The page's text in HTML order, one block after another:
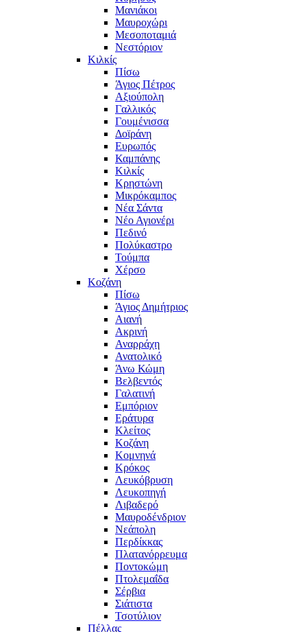
Μανιάκοι
Μαυροχώρι
Μεσοποταμιά
Νεστόριον
Κιλκίς
Πίσω
Άγιος Πέτρος
Αξιούπολη
Γαλλικός
Γουμένισσα
Δοϊράνη
Ευρωπός
Καμπάνης
Κιλκίς
Κρηστώνη
Μικρόκαμπος
Νέα Σάντα
Νέο Αγιονέρι
Πεδινό
Πολύκαστρο
Τούμπα
Χέρσο
Κοζάνη
Πίσω
Άγιος Δημήτριος
Αιανή
Ακρινή
Αναρράχη
Ανατολικό
Άνω Κώμη
Βελβεντός
Γαλατινή
Εμπόριον
Εράτυρα
Κλείτος
Κοζάνη
Κομνηνά
Κρόκος
Λευκόβρυση
Λευκοπηγή
Λιβαδερό
Μαυροδένδριον
Νεάπολη
Περδίκκας
Πλατανόρρευμα
Ποντοκώμη
Πτολεμαΐδα
Σέρβια
Σιάτιστα
Τσοτύλιον
Πέλλας